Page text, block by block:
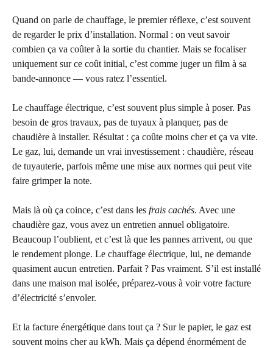
Quand on parle de chauffage, le premier réflexe, c’est souvent
de regarder le prix d’installation. Normal : on veut savoir
combien ça va coûter à la sortie du chantier. Mais se focaliser
uniquement sur ce coût initial, c’est comme juger un film à sa
bande-annonce — vous ratez l’essentiel.
Le chauffage électrique, c’est souvent plus simple à poser. Pas
besoin de gros travaux, pas de tuyaux à planquer, pas de
chaudière à installer. Résultat : ça coûte moins cher et ça va vite.
Le gaz, lui, demande un vrai investissement : chaudière, réseau
de tuyauterie, parfois même une mise aux normes qui peut vite
faire grimper la note.
Mais là où ça coince, c’est dans les frais cachés. Avec une
chaudière gaz, vous avez un entretien annuel obligatoire.
Beaucoup l’oublient, et c’est là que les pannes arrivent, ou que
le rendement plonge. Le chauffage électrique, lui, ne demande
quasiment aucun entretien. Parfait ? Pas vraiment. S’il est installé
dans une maison mal isolée, préparez-vous à voir votre facture
d’électricité s’envoler.
Et la facture énergétique dans tout ça ? Sur le papier, le gaz est
souvent moins cher au kWh. Mais ça dépend énormément de